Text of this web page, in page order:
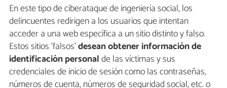
En este tipo de ciberataque de ingeniería social, los
delincuentes redirigen a los usuarios que intentan
acceder a una web específica a un sitio distinto y falso.
Estos sitios 'falsos'desean obtener información de
identificación personalde las víctimas y sus
credenciales de inicio de sesión como las contraseñas,
números de cuenta, números de seguridad social, etc. o